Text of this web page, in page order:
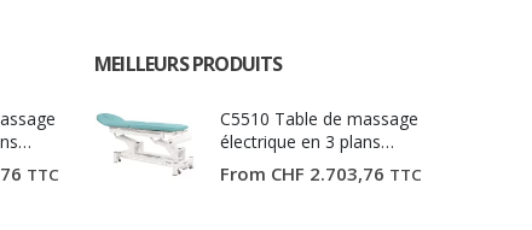
TTC
MEILLEURS PRODUITS
C5510 Table de massage
électrique en 3 plans
Ecopostural
From CHF 2.703,76 TTC